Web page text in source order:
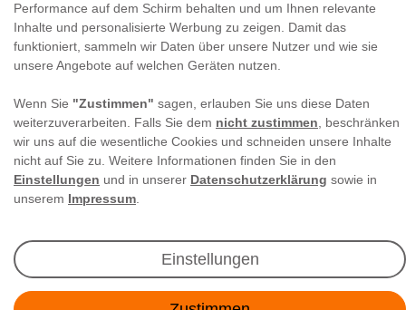
Performance auf dem Schirm behalten und um Ihnen relevante
Inhalte und personalisierte Werbung zu zeigen. Damit das
funktioniert, sammeln wir Daten über unsere Nutzer und wie sie
unsere Angebote auf welchen Geräten nutzen.
Wenn Sie "Zustimmen" sagen, erlauben Sie uns diese Daten
weiterzuverarbeiten. Falls Sie dem nicht zustimmen , beschränken
wir uns auf die wesentliche Cookies und schneiden unsere Inhalte
nicht auf Sie zu. Weitere Informationen finden Sie in den
Einstellungen und in unserer Datenschutzerklärung sowie in
unserem Impressum
Einstellungen
Newsletter Anmeldung
Angebote & Rabatte per E-Mail erhalten - Geld
E-MAIL **
Ich akzeptiere die
** Hierbei handelt es sich um ein Pflichtfeld.